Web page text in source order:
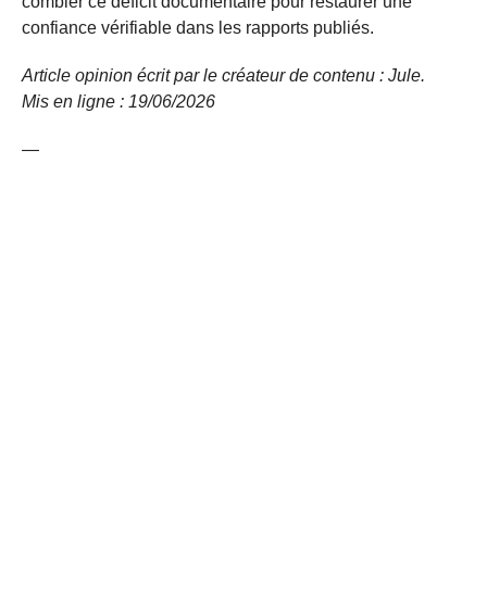
confiance vérifiable dans les rapports publiés.
Article opinion écrit par le créateur de contenu : Jule.
Mis en ligne : 19/06/2026
—